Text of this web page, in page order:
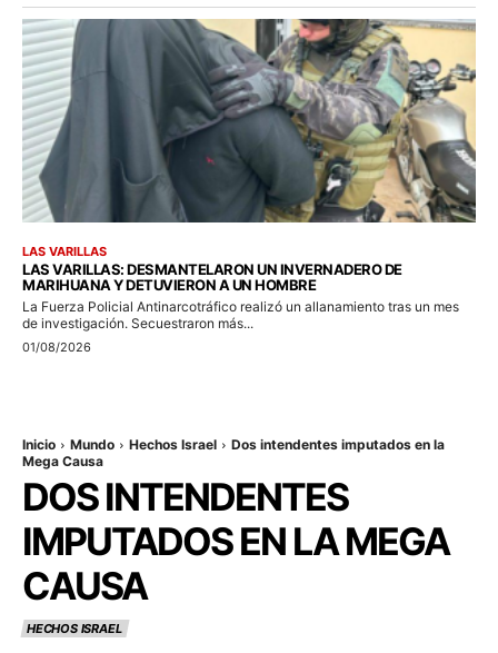
LAS VARILLAS
LAS VARILLAS: DESMANTELARON UN INVERNADERO DE
MARIHUANA Y DETUVIERON A UN HOMBRE
La Fuerza Policial Antinarcotráfico realizó un allanamiento tras un mes
de investigación. Secuestraron más...
01/08/2026